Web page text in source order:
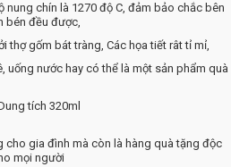
nung chín là 1270 độ C, đảm bảo chắc bên
bén đều được,
thợ gốm bát tràng, Các họa tiết rât tỉ mỉ,
uống nước hay có thể là một sản phẩm quà
tích 320ml